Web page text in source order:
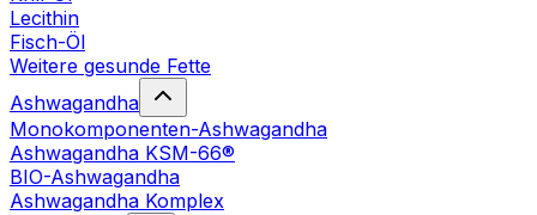
Lecithin
Fisch-Öl
Weitere gesunde Fette
Ashwagandha
Monokomponenten-Ashwagandha
Ashwagandha KSM-66®
BIO-Ashwagandha
Ashwagandha Komplex